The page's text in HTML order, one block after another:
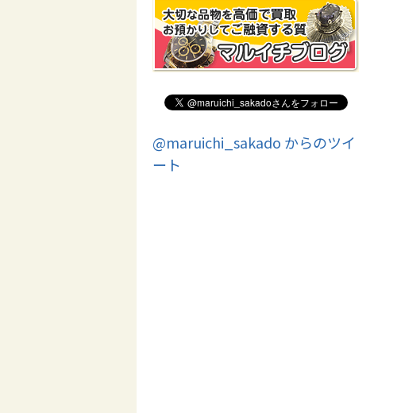
@maruichi_sakado からのツイ
ート